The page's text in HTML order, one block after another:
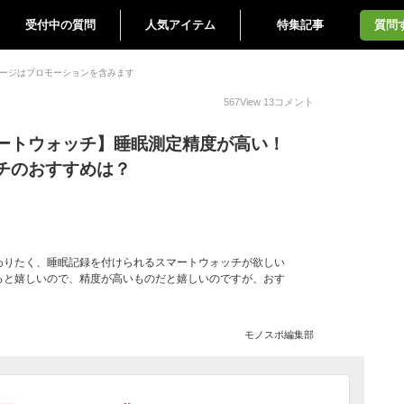
受付中の質問 人気アイテム 特集記事 質問
ジはプロモーションを含みます
567View 13コメント
トウォッチ】睡眠測定精度が高い！
のおすすめは？
たく、睡眠記録を付けられるスマートウォッチが欲しい
嬉しいので、精度が高いものだと嬉しいのですが、おす
モノスポ編集部